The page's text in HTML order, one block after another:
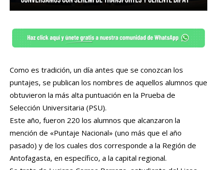
Como es tradición, un día antes que se conozcan los
puntajes, se publican los nombres de aquellos alumnos que
obtuvieron la más alta puntuación en la Prueba de
Selección Universitaria (PSU).
Este año, fueron 220 los alumnos que alcanzaron la
mención de «Puntaje Nacional» (uno más que el año
pasado) y de los cuales dos corresponde a la Región de
Antofagasta, en específico, a la capital regional.